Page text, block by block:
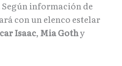
Según información de
con un elenco estelar
Isaac, Mia Gothy